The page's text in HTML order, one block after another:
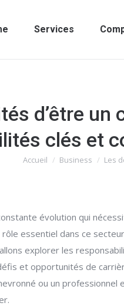
Services
d’être
clés et
Vous êtes ici :
Accueil Business Les
évolution qui
essentiel dans ce
explorer les
et opportunités de
ou un